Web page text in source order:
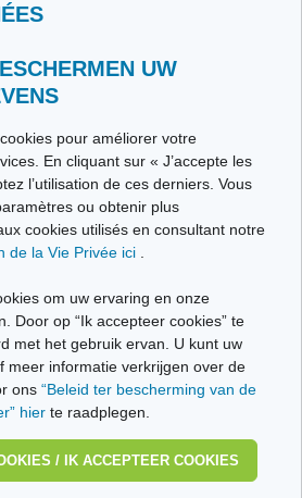
UW
pour améliorer votre
En cliquant sur « J’accepte les
l’utilisation de ces derniers. Vous
ou obtenir plus
cookies utilisés en consultant notre
de la Vie Privée ici
om uw ervaring en onze
Door op “Ik accepteer cookies” te
met het gebruik ervan. U kunt uw
meer informatie verkrijgen over de
ons “Beleid ter bescherming van de
hier te raadplegen.
/ IK ACCEPTEER COOKIES
De amandelen
Wat is een
laryngitis?